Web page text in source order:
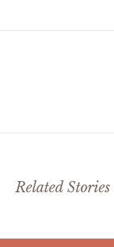
Related Stories